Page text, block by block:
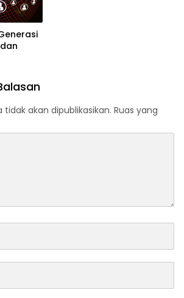
akan dipublikasikan. Ruas yang